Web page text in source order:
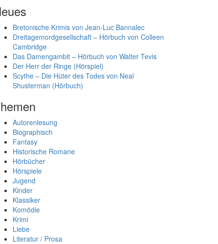
Bretonische Krimis von Jean-Luc Bannalec
Dreitagemordgesellschaft – Hörbuch von Colleen
Cambridge
Das Damengambit – Hörbuch von Walter Tevis
Der Herr der Ringe (Hörspiel)
Scythe – Die Hüter des Todes von Neal
Shusterman (Hörbuch)
Autorenlesung
Biographisch
Fantasy
Historische Romane
Hörbücher
Hörspiele
Jugend
Kinder
Klassiker
Komödie
Krimi
Liebe
Literatur / Prosa